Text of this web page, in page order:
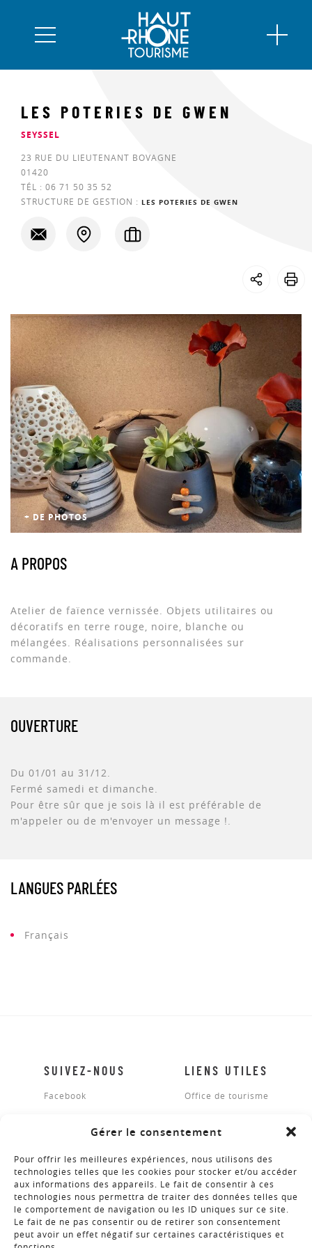
Gérer le consentement
Pour offrir les meilleures expériences, nous utilisons des
technologies telles que les cookies pour stocker et/ou accéder
aux informations des appareils. Le fait de consentir à ces
technologies nous permettra de traiter des données telles que
le comportement de navigation ou les ID uniques sur ce site.
Le fait de ne pas consentir ou de retirer son consentement
peut avoir un effet négatif sur certaines caractéristiques et
+ DE PHOTOS
LES POTERIES DE GWEN
SEYSSEL
23 RUE DU LIEUTENANT BOVAGNE
01420
TÉL : 06 71 50 35 52
STRUCTURE DE GESTION : LES POTERIES DE GWEN
A PROPOS
Atelier de faïence vernissée. Objets utilitaires ou
décoratifs en terre rouge, noire, blanche ou
mélangées. Réalisations personnalisées sur
commande.
OUVERTURE
Du 01/01 au 31/12.
Fermé samedi et dimanche.
Pour être sûr que je sois là il est préférable de
m'appeler ou de m'envoyer un message !.
LANGUES PARLÉES
Français
SUIVEZ-NOUS
Facebook
LIENS UTILES
Office de tourisme
BROCHURES
NEWSLETTER